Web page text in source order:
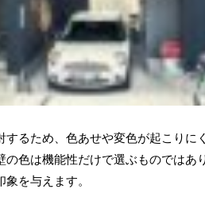
るため、色あせや変色が起こりに
色は機能性だけで選ぶものではあ
を与えます。